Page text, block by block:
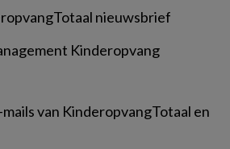
nieuwsbrief
Kinderopvang
van KinderopvangTotaal en